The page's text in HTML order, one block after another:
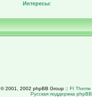
Интересы:
© 2001, 2002 phpBB Group :: FI Theme
Русская поддержка phpBB